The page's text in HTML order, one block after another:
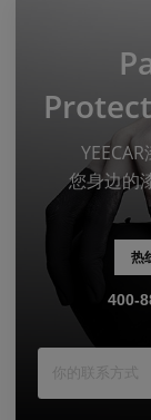
您身边的
热
400-